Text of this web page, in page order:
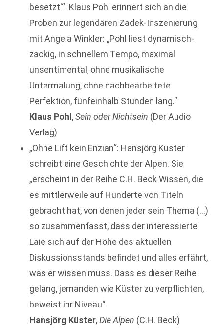
besetzt'“: Klaus Pohl erinnert sich an die
Proben zur legendären Zadek-Inszenierung
mit Angela Winkler: „Pohl liest dynamisch-
zackig, in schnellem Tempo, maximal
unsentimental, ohne musikalische
Untermalung, ohne nachbearbeitete
Perfektion, fünfeinhalb Stunden lang.“
Klaus Pohl,Sein oder Nichtsein (Der Audio
Verlag)
„Ohne Lift kein Enzian“: Hansjörg Küster
schreibt eine Geschichte der Alpen. Sie
„erscheint in der Reihe C.H. Beck Wissen, die
es mittlerweile auf Hunderte von Titeln
gebracht hat, von denen jeder sein Thema (…)
so zusammenfasst, dass der interessierte
Laie sich auf der Höhe des aktuellen
Diskussionsstands befindet und alles erfährt,
was er wissen muss. Dass es dieser Reihe
gelang, jemanden wie Küster zu verpflichten,
beweist ihr Niveau“.
Hansjörg Küster,Die Alpen (C.H. Beck)